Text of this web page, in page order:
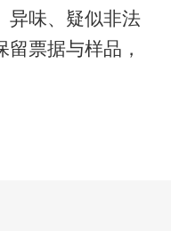
味、疑似非法
票据与样品，